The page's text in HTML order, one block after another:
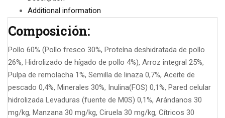
Additional information
Composición:
Pollo 60% (Pollo fresco 30%, Proteína deshidratada de pollo
26%, Hidrolizado de hígado de pollo 4%), Arroz integral 25%,
Pulpa de remolacha 1%, Semilla de linaza 0,7%, Aceite de
pescado 0,4%, Minerales 30%, Inulina(FOS) 0,1%, Pared celular
hidrolizada Levaduras (fuente de M0S) 0,1%, Arándanos 30
mg/kg, Manzana 30 mg/kg, Ciruela 30 mg/kg, Cítricos 30